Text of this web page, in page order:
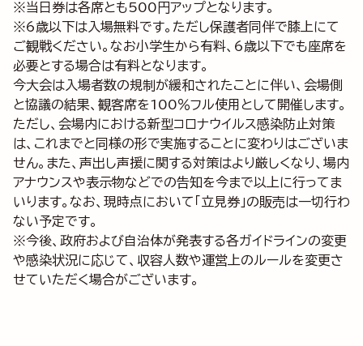
※当日券は各席とも500円アップとなります。
※6歳以下は入場無料です。ただし保護者同伴で膝上にて
ご観戦ください。なお小学生から有料、6歳以下でも座席を
必要とする場合は有料となります。
今大会は入場者数の規制が緩和されたことに伴い、会場側
と協議の結果、観客席を100％フル使用として開催します。
ただし、会場内における新型コロナウイルス感染防止対策
は、これまでと同様の形で実施することに変わりはございま
せん。また、声出し声援に関する対策はより厳しくなり、場内
アナウンスや表示物などでの告知を今まで以上に行ってま
いります。なお、現時点において「立見券」の販売は一切行わ
ない予定です。
※今後、政府および自治体が発表する各ガイドラインの変更
や感染状況に応じて、収容人数や運営上のルールを変更さ
せていただく場合がございます。